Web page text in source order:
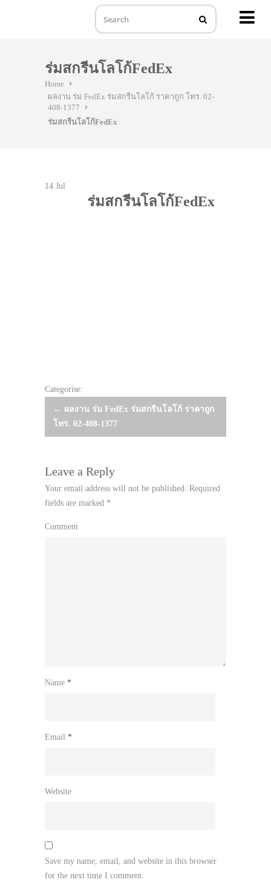
ร่มสกรีนโลโก้FedEx
Home
ผลงาน ร่ม FedEx ร่มสกรีนโลโก้ ราคาถูก โทร. 02-
408-1377
ร่มสกรีนโลโก้FedEx
14 Jul
ร่มสกรีนโลโก้FedEx
Categorise:
Post
navigation
← ผลงาน ร่ม FedEx ร่มสกรีนโลโก้ ราคาถูก
โทร. 02-408-1377
Leave a Reply
Your email address will not be published. Required
fields are marked *
Comment
Name *
Email *
Website
Save my name, email, and website in this browser
for the next time I comment.